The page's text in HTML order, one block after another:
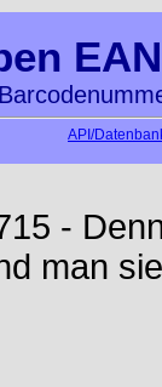
API/
-
man